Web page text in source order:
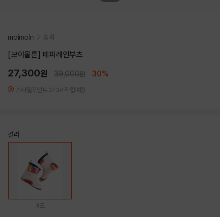
moimoln 장화
[모이몰른] 페퍼레인부츠
27,300원 39,000원 30%
스타일포인트 273P 적립예정
컬러
레드